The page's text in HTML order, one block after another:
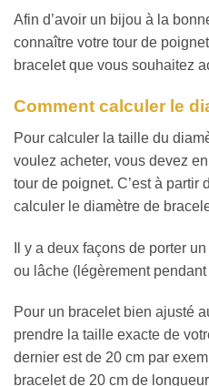
Afin d’avoir un bijou à la
connaître votre tour de
bracelet que vous souhaitez
Comment calculer le
Pour calculer la taille du
voulez acheter, vous devez
tour de poignet. C’est à partir
calculer le diamètre de
Il y a deux façons de porter
ou lâche (légèrement
Pour un bracelet bien ajusté
prendre la taille exacte de
dernier est de 20 cm par
bracelet de 20 cm de